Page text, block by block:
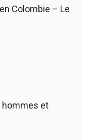
Colombie – Le
hommes et